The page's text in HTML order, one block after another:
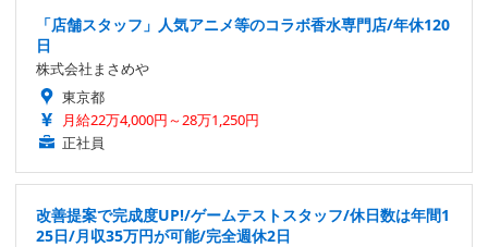
「店舗スタッフ」人気アニメ等のコラボ香水専門店/年休120
日
株式会社まさめや
東京都
月給22万4,000円～28万1,250円
正社員
改善提案で完成度UP!/ゲームテストスタッフ/休日数は年間1
25日/月収35万円が可能/完全週休2日